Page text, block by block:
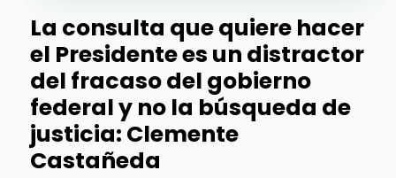
La consulta que quiere hacer
el Presidente es un distractor
del fracaso del gobierno
federal y no la búsqueda de
justicia: Clemente
Castañeda